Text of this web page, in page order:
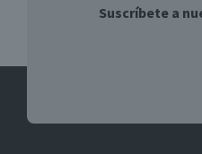
Suscríbete a